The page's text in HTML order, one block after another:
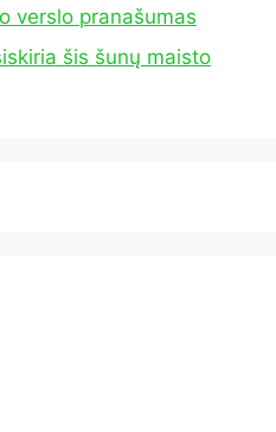
verslo pranašumas
šis šunų maisto